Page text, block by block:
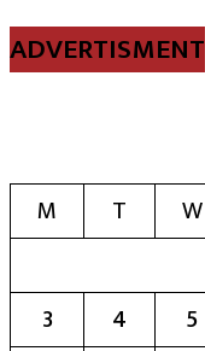
ADVERTISMENT
M
T W
3
4 5